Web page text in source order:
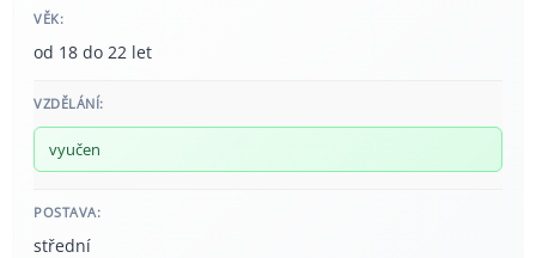
VĚK:
od 18 do 22 let
VZDĚLÁNÍ:
vyučen
POSTAVA:
střední